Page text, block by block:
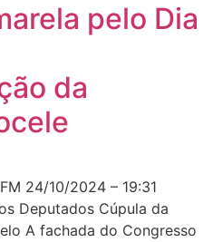
pelo Dia
da
24/10/2024 – 19:31
Deputados Cúpula da
A fachada do Congresso